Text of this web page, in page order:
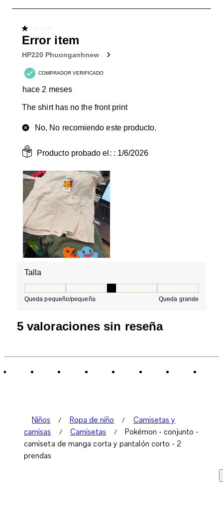
Reseñas.
1 de 5 estrellas.
Error item
HP220 Phuonganhnew
COMPRADOR VERIFICADO
hace 2 meses
The shirt has no the front print
No, No recomiendo este producto.
Producto probado el: : 1/6/2026
Talla
Queda pequeño/pequeña Queda grande
5 valoraciones sin reseña
Niños Ropa de niño
Camisetas y
camisas
Camisetas
Pokémon - conjunto -
camiseta de manga corta y pantalón corto - 2
prendas